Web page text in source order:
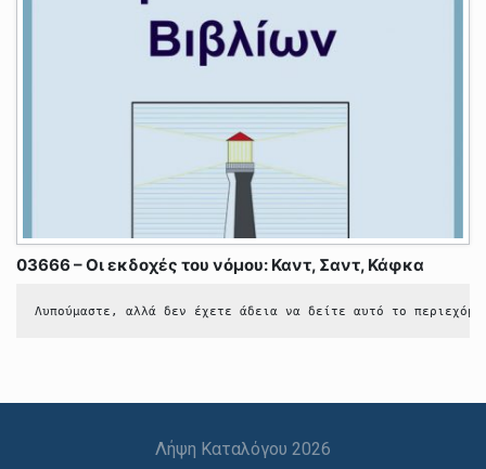
03666 – Οι εκδοχές του νόμου: Καντ, Σαντ, Κάφκα
Λυπούμαστε, αλλά δεν έχετε άδεια να δείτε αυτό το
Λήψη Καταλόγου 2026